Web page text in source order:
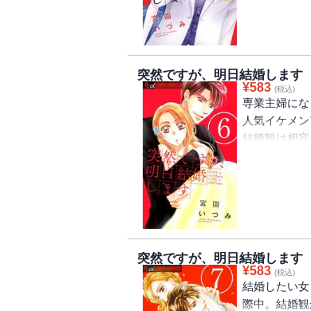
愛はあって
利害関係とし
そんな２人
“結婚したい
突然ですが、明日結婚します
¥583 (税込)
専業主婦にな
人気イケメ
結婚観は相
仕事柄、竜
か。
そんな折、
突然ですが、明日結婚します
¥583 (税込)
結婚したい
際中。結婚